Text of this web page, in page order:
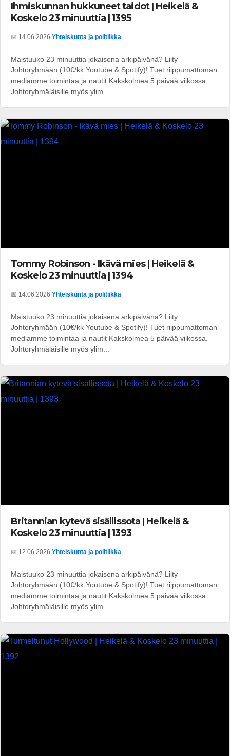
Ihmiskunnan hukkuneet taidot | Heikelä &
Koskelo 23 minuuttia | 1395
📅 14.06.2026 Yhteiskunta ja politiikka
Maistuuko 23 minuuttia jokaisena arkipäivänä? Liity
Johtoryhmään (10€/kk Youtube & Spotify)! Tuet riippumattoman
mediamme toimintaa ja nautit Kakskolmea 5 päivää viikossa.
Johtoryhmäläisille myös ylim...
Tommy Robinson - Ikävä mies | Heikelä &
Koskelo 23 minuuttia | 1394
📅 14.06.2026 Yhteiskunta ja politiikka
Maistuuko 23 minuuttia jokaisena arkipäivänä? Liity
Johtoryhmään (10€/kk Youtube & Spotify)! Tuet riippumattoman
mediamme toimintaa ja nautit Kakskolmea 5 päivää viikossa.
Johtoryhmäläisille myös ylim...
Britannian kytevä sisällissota | Heikelä &
Koskelo 23 minuuttia | 1393
📅 12.06.2026|Yhteiskunta ja politiikka
Maistuuko 23 minuuttia jokaisena arkipäivänä? Liity
Johtoryhmään (10€/kk Youtube & Spotify)! Tuet riippumattoman
mediamme toimintaa ja nautit Kakskolmea 5 päivää viikossa.
Johtoryhmäläisille myös ylim...